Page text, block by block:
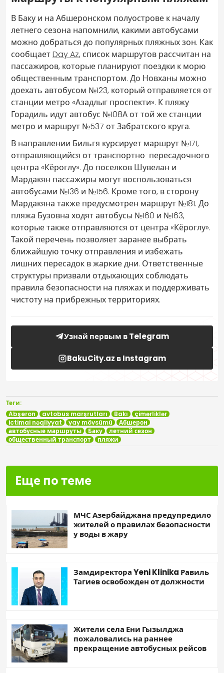
В Баку и на Абшеронском полуострове к началу
летнего сезона напомнили, какими автобусами
можно добраться до популярных пляжных зон. Как
сообщаетDay Az, список маршрутов рассчитан на
пассажиров, которые планируют поездки к морю
общественным транспортом. До Новханы можно
доехать автобусом №123, который отправляется от
станции метро «Азадлыг проспекти». К пляжу
Горадиль идут автобус №108А от той же станции
метро и маршрут №537 от Забратского круга.
В направлении Бильгя курсирует маршрут №171,
отправляющийся от транспортно-пересадочного
центра «Кёроглу». До поселков Шувелан и
Мардакян пассажиры могут воспользоваться
автобусами №136 и №156. Кроме того, в сторону
Мардакяна также предусмотрен маршрут №181. До
пляжа Бузовна ходят автобусы №160 и №163,
которые также отправляются от центра «Кёроглу».
Такой перечень позволяет заранее выбрать
ближайшую точку отправления и избежать
лишних пересадок в жаркие дни. Ответственные
структуры призвали отдыхающих соблюдать
правила безопасности на пляжах и поддерживать
чистоту на прибрежных территориях.
Узнай первым в Telegram
BakuCity.az в Instagram
Теги:
Abşeron
avtobus marşrutları Bakı
çimərliklər
ictimai nəqliyyat
yay mövsümü
Абшерон
автобусные маршруты
Баку
летний сезон
общественный транспорт
пляжи
Еще по теме
МЧС Азербайджана предупредило
жителей о правилах безопасности
у воды в жару
Замдиректора Yeni Klinika Равиль
Тагиев освобожден от должности
Жители села Ени Гызылджа
пожаловались на раннее
прекращение автобусных рейсов